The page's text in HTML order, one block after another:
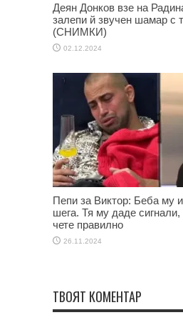
Деян Донков взе на
залепи й звучен шамар с
(СНИМКИ)
02.12.2024
Пепи за Виктор: Беба му
шега. Тя му даде сигнали,
чете правилно
26.11.2024
ТВОЯТ КОМЕНТАР